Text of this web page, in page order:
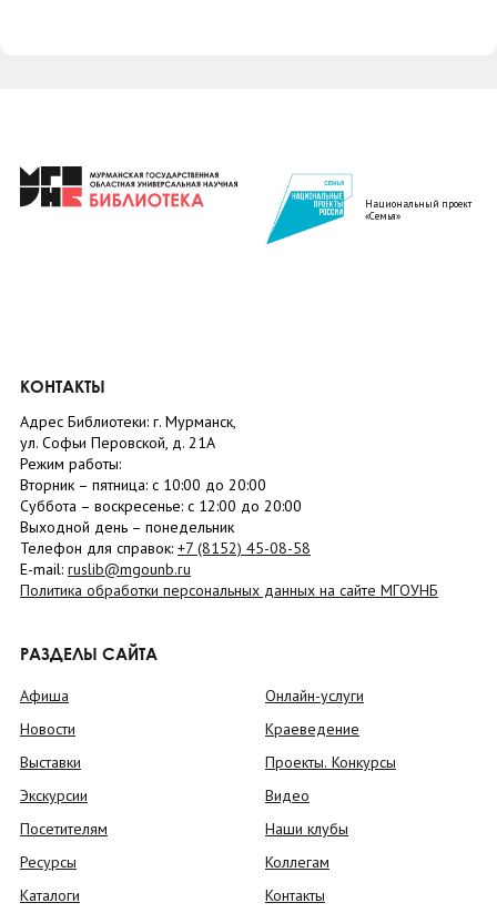
Национальный проект
«Семья»
КОНТАКТЫ
Адрес Библиотеки: г. Мурманск,
ул. Софьи Перовской, д. 21А
Режим работы:
Вторник – пятница: с 10:00 до 20:00
Суббота – воскресенье: c 12:00 до 20:00
Выходной день – понедельник
Телефон для справок: +7 (8152) 45-08-58
E-mail: ruslib@mgounb.ru
Политика обработки персональных данных на сайте МГОУНБ
РАЗДЕЛЫ САЙТА
Афиша
Новости
Выставки
Экскурсии
Посетителям
Ресурсы
Каталоги
Онлайн-услуги
Краеведение
Проекты. Конкурсы
Видео
Наши клубы
Коллегам
Контакты